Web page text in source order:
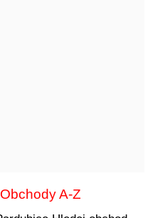
Obchody A-Z